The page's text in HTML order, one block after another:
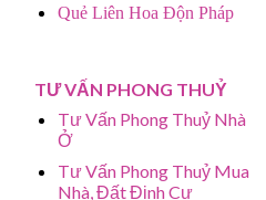
Quẻ Liên Hoa Độn Pháp
TƯ VẤN PHONG THUỶ
Tư Vấn Phong Thuỷ Nhà
Ở
Tư Vấn Phong Thuỷ Mua
Nhà, Đất Định Cư